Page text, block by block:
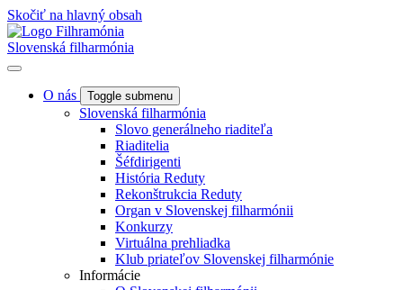
Skočiť na hlavný obsah
Slovenská filharmónia
O nás Toggle submenu
Slovenská filharmónia
Slovo generálneho riaditeľa
Riaditelia
Šéfdirigenti
História Reduty
Rekonštrukcia Reduty
Organ v Slovenskej filharmónii
Konkurzy
Virtuálna prehliadka
Klub priateľov Slovenskej filharmónie
Informácie